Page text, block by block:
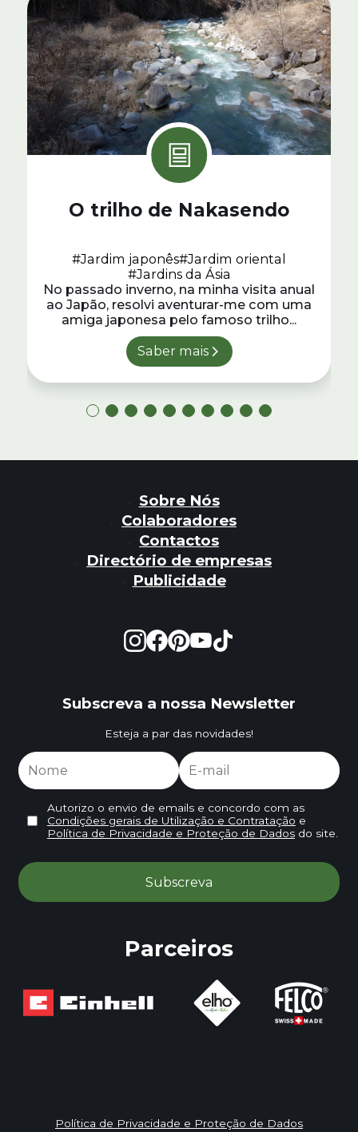
O trilho de Nakasendo
#Jardim japonês#Jardim oriental
#Jardins da Ásia
No passado inverno, na minha visita anual
ao Japão, resolvi aventurar-me com uma
amiga japonesa pelo famoso trilho...
Saber mais
Sobre Nós
Colaboradores
Contactos
Directório de empresas
Publicidade
Subscreva a nossa Newsletter
Esteja a par das novidades!
Autorizo o envio de emails e concordo com as
Condições gerais de Utilização e Contratação e
Política de Privacidade e Proteção de Dadosdo site.
Parceiros
Política de Privacidade e Proteção de Dados